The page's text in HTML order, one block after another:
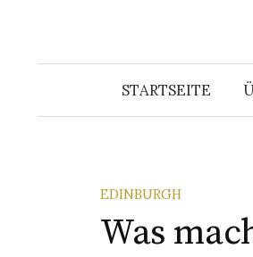
STARTSEITE
EDINBURGH
Was